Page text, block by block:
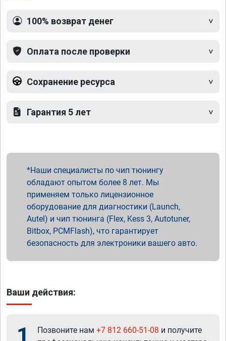
100% возврат денег
Оплата после проверки
Сохранение ресурса
Гарантия 5 лет
Наши специалисты по чип тюнингу
обладают опытом более 8 лет. Мы
применяем только лицензионное
оборудование для диагностики (Launch,
Autel) и чип тюнинга (Flex, Kess 3, Autotuner,
Bitbox, PCMFlash), что гарантирует
безопасность для электроники вашего авто.
Ваши действия:
1 Позвоните нам +7 812 660-51-08 и получите